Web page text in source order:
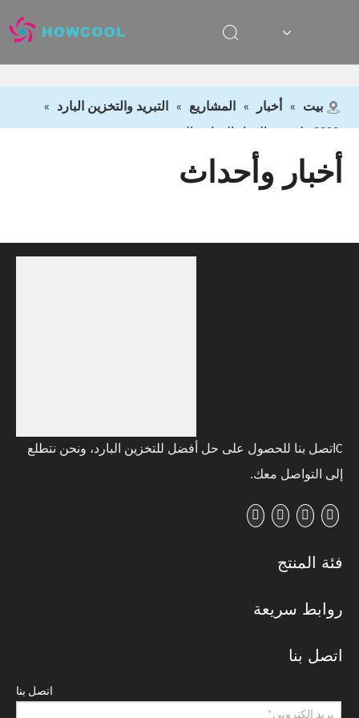
بيت » أخبار » المشاريع » التبريد والتخزين البارد
»
أخبار وأحداث
C اتصل بنا للحصول على حل أفضل للتخزين البارد، ونحن نتطلع
إلى التواصل معك.
فئة المنتج
روابط سريعة
اتصل بنا
اتصل بنا